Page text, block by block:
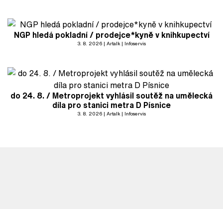
NGP hledá pokladní / prodejce*kyně v knihkupectví
3. 8. 2026 Artalk Infoservis
do 24. 8. / Metroprojekt vyhlásil soutěž na umělecká
díla pro stanici metra D Písnice
3. 8. 2026 Artalk Infoservis